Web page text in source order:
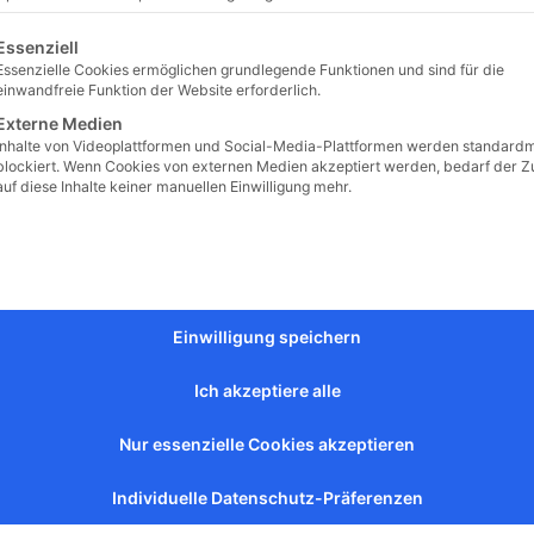
eine Liste der Service-Gruppen, für die eine
Cookies ermöglichen grundlegende Funktionen und sind für die
Funktion der Website erforderlich.
Medien
von Videoplattformen und Social-Media-Plattformen werden
Wenn Cookies von externen Medien akzeptiert werden, bedarf der
diese Inhalte keiner manuellen Einwilligung mehr.
Einwilligung speichern
Ich akzeptiere alle
Nur essenzielle Cookies akzeptieren
Individuelle Datenschutz-Präferenzen